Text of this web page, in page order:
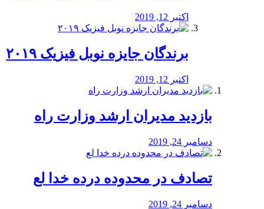
اکتبر 12, 2019
برندگان جایزه نوبل فیزیک ۲۰۱۹
اکتبر 12, 2019
بازدید مدیران ارشد وزارت راه
دسامبر 24, 2019
تصادف در محدوده درده خدا لع
دسامبر 24, 2019